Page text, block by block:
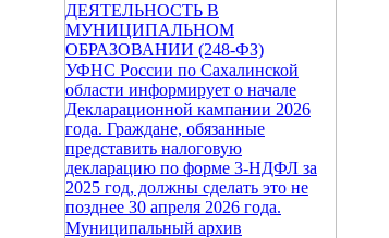
ДЕЯТЕЛЬНОСТЬ В
МУНИЦИПАЛЬНОМ
ОБРАЗОВАНИИ (248-ФЗ)
УФНС России по Сахалинской
области информирует о начале
Декларационной кампании 2026
года. Граждане, обязанные
представить налоговую
декларацию по форме 3-НДФЛ за
2025 год, должны сделать это не
позднее 30 апреля 2026 года.
Муниципальный архив